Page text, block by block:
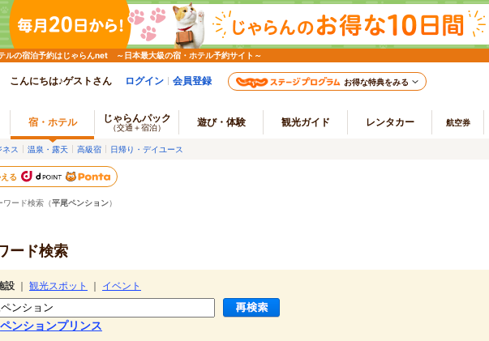
ルの宿泊予約はじゃらんnet ～日本最大級の宿・ホテル予約サイト～
こんにちは♪ゲストさん ログイン 会員登録 お得な特典をみる
宿・ホテル じゃらんパック
（交通＋宿泊） 遊び・体験 観光ガイド レンタカー 航空券
ス 温泉・露天 高級宿 日帰り・デイユース
る
ワード検索（平尾ペンション）
ード検索
設 観光スポット
イベント
ペンションプリンス